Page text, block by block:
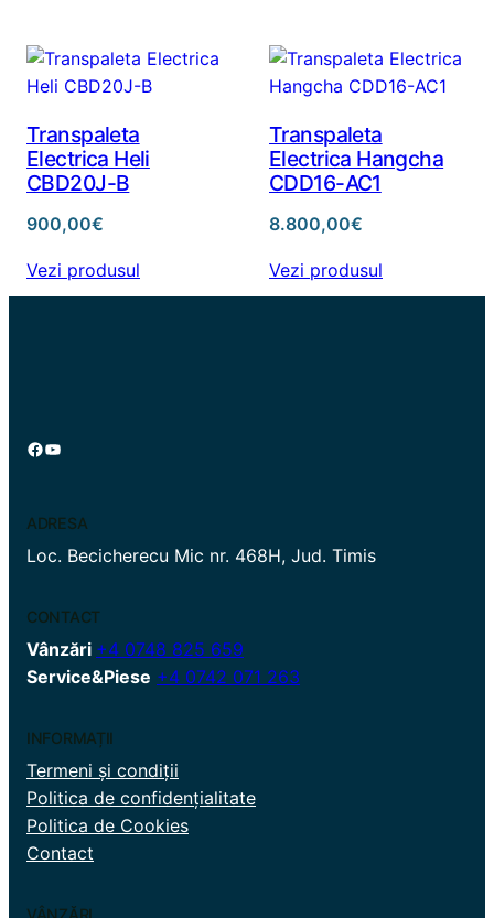
Transpaleta
Electrica Heli
CBD20J-B
900,00€
Vezi produsul
Transpaleta
Electrica Hangcha
CDD16-AC1
8.800,00€
Vezi produsul
Facebook YouTube
ADRESA
Loc. Becicherecu Mic nr. 468H, Jud. Timis
CONTACT
Vânzări +4 0748 825 659
Service&Piese +4 0742 071 263
INFORMAȚII
Termeni și condiții
Politica de confidențialitate
Politica de Cookies
Contact